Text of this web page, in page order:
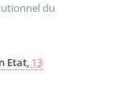
du
Etat, 13